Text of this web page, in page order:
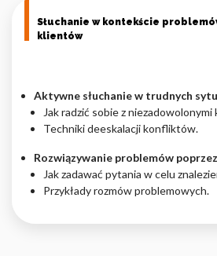
Słuchanie w kontekście
klientów
Aktywne słuchanie w trudnych
Jak radzić sobie z niezadowolonymi
Techniki deeskalacji konfliktów.
Rozwiązywanie problemów
Jak zadawać pytania w celu
Przykłady rozmów problemowych.